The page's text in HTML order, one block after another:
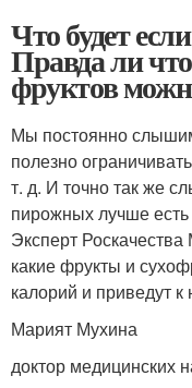
Что будет
Правда ли
фруктов
Мы постоянно
полезно
т. д. И точно так же
пирожных лучше
Эксперт
какие фрукты и
калорий и приведут к
Марият Мухина
доктор медицинских